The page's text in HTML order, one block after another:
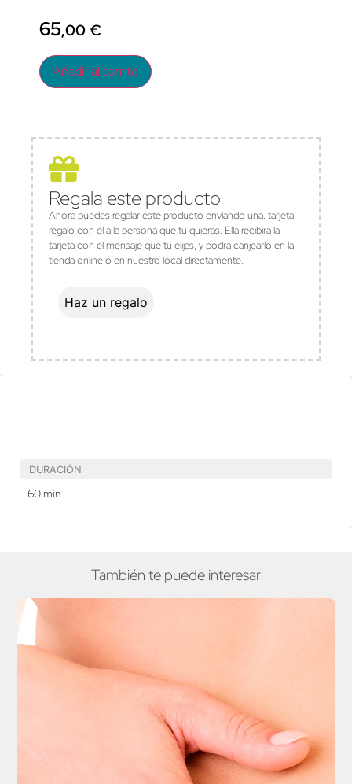
65,00 €
Añadir al carrito
Regala este producto
Ahora puedes regalar este producto enviando una. tarjeta
regalo con él a la persona que tu quieras. Ella recibirá la
tarjeta con el mensaje que tu elijas, y podrá canjearlo en la
tienda online o en nuestro local directamente.
Haz un regalo
DURACIÓN
60 min.
También te puede interesar